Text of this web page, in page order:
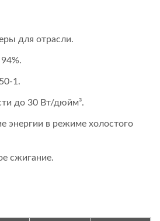
для отрасли.
1.
до 30 Вт/дюйм³.
энергии в режиме холостого
сжигание.